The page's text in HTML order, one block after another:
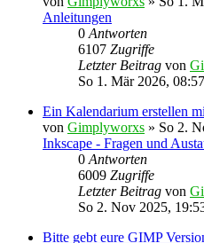
Anleitungen
0 Antworten
6107 Zugriffe
Letzter Beitrag von
So 1. Mär 2026, 08:57
Ein Kalendarium erstellen
von Gimplyworxs » So 2.
Inkscape - Fragen und
0 Antworten
6009 Zugriffe
Letzter Beitrag von
So 2. Nov 2025,
Bitte gebt eure GIMP